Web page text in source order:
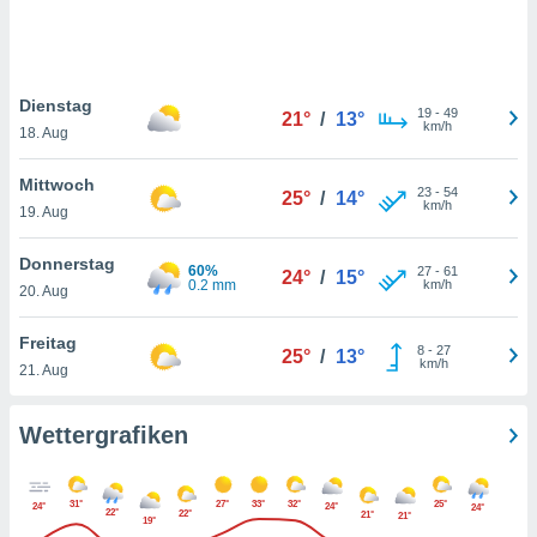
können
von
und
klicken.
und
Dienstag
18. Aug
21° / 13° 19- 49
km/h
Mittwoch
19. Aug
25° / 14° 23- 54
km/h
Donnerstag
20. Aug
60%
0.2 mm
24° / 15° 27- 61
km/h
Freitag
21. Aug
25° / 13° 8- 27
km/h
Wettergrafiken
24° 31°
22°
19°
22°
27° 33° 32° 24°
21° 21°
25° 24°